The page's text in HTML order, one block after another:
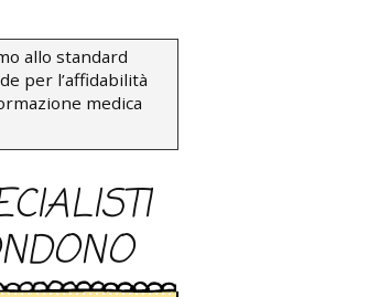
allo standard
per l’affidabilità
medica